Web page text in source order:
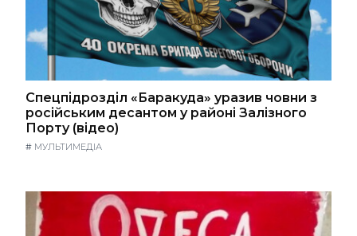
Спецпідрозділ «Баракуда» уразив човни з
російським десантом у районі Залізного
Порту (відео)
# МУЛЬТИМЕДІА